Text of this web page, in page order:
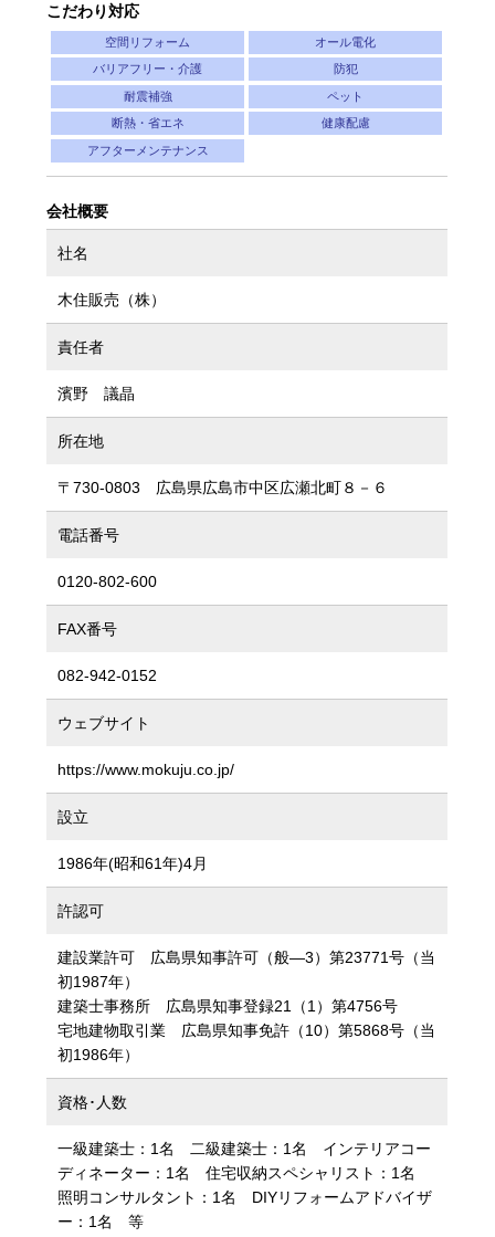
こだわり対応
空間リフォーム オール電化
バリアフリー・介護 防犯
耐震補強 ペット
断熱・省エネ 健康配慮
アフターメンテナンス
会社概要
社名
木住販売（株）
責任者
濱野 議晶
所在地
〒730-0803 広島県広島市中区広瀬北町８－６
電話番号
0120-802-600
FAX番号
082-942-0152
ウェブサイト
https://www.mokuju.co.jp/
設立
1986年(昭和61年)4月
許認可
建設業許可 広島県知事許可（般―3）第23771号（当
初1987年）
建築士事務所 広島県知事登録21（1）第4756号
宅地建物取引業 広島県知事免許（10）第5868号（当
初1986年）
資格･人数
一級建築士：1名 二級建築士：1名 インテリアコー
ディネーター：1名 住宅収納スペシャリスト：1名
照明コンサルタント：1名 DIYリフォームアドバイザ
ー：1名 等